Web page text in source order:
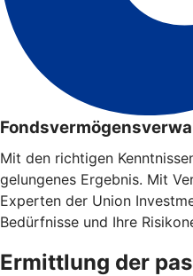
Mit den richtigen
gelungenes Ergebnis. Mit
Experten der Union
Bedürfnisse und Ihre
Ermittlung der